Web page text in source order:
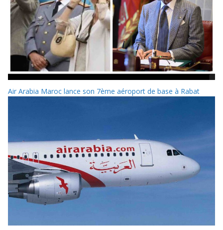
Air Arabia Maroc lance son 7ème aéroport de base à Rabat